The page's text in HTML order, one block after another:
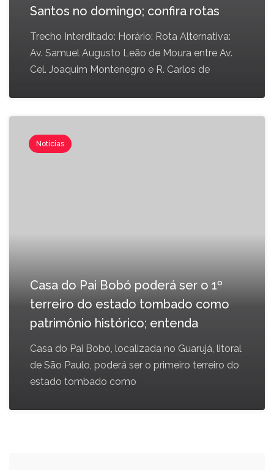
Santos no domingo; confira rotas
Trecho Interditado: Horário: Rota Alternativa:
Av. Samuel Augusto Leão de Moura entre Av.
Cel. Joaquim Montenegro e R. Carlos de
Notícias
Casa do Pai Bobó poderá ser o 1º
terreiro do estado tombado como
patrimônio histórico; entenda
Casa do Pai Bobó, localizada no Guarujá, litoral
de São Paulo, poderá ser o primeiro terreiro do
estado tombado como